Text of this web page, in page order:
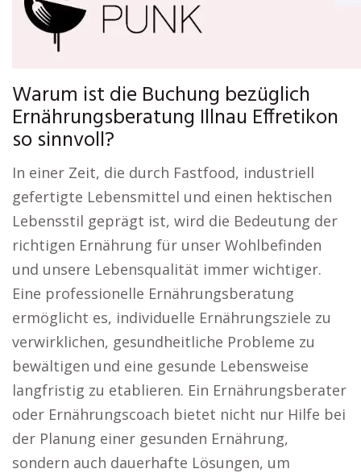
Warum ist die Buchung bezüglich
Ernährungsberatung Illnau Effretikon
so sinnvoll?
In einer Zeit, die durch Fastfood, industriell
gefertigte Lebensmittel und einen hektischen
Lebensstil geprägt ist, wird die Bedeutung der
richtigen Ernährung für unser Wohlbefinden
und unsere Lebensqualität immer wichtiger.
Eine professionelle Ernährungsberatung
ermöglicht es, individuelle Ernährungsziele zu
verwirklichen, gesundheitliche Probleme zu
bewältigen und eine gesunde Lebensweise
langfristig zu etablieren. Ein Ernährungsberater
oder Ernährungscoach bietet nicht nur Hilfe bei
der Planung einer gesunden Ernährung,
sondern auch dauerhafte Lösungen, um